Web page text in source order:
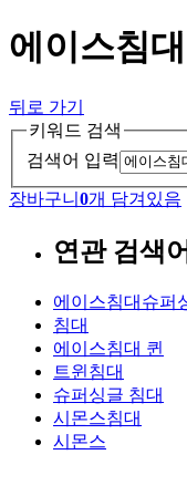
에이스침
뒤로 가기
키워드 검색
검색어 입력
장바구니 0개 담겨있음
연관 검색어
에이스침대슈퍼
침대
에이스침대 퀸
트윈침대
슈퍼싱글 침대
시몬스침대
시몬스